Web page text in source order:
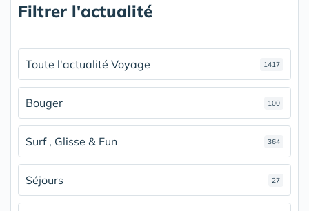
Filtrer l'actualité
Toute l'actualité Voyage 1417
Bouger 100
Surf , Glisse & Fun 364
Séjours 27